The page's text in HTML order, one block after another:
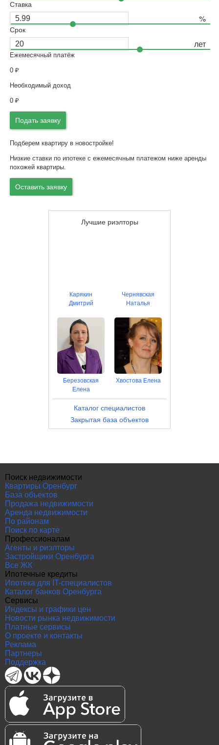
Ставка
Срок
Ежемесячный платёж
0 ₽
Необходимый доход
0 ₽
Подать заявку
Подберем квартиру в новостройке!
Низкие ставки по ипотеке с ежемесячным платежом ниже аренды
похожей квартиры.
Оставить заявку
Лучшие риэлторы
Карякин
Дмитрий
Чернявская
Наталья
Березовская
Елена
Хвостова Елена
Каталог специалистов
Закрытая база объектов
Поиск недвижимости
Квартиры Оренбург
База объектов
Продажа недвижимости
Аренда недвижимости
По районам
Поиск по карте
Профессионалам
Агенты и риэлторы
Застройщики Оренбурга
Все ЖК
Ипотечные кредиты
Ипотека для IT-специалистов
Каталог банков Оренбурга
Сервисы
Индексы и графики цен
Новости рынка недвижимости
Платные сервисы
О проекте и контакты
Реклама
Партнеры
Поддержка